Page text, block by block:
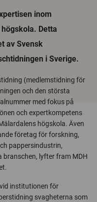
inom
Detta
av Svensk
i Sverige.
(medlemstidning för
och den största
med fokus på
och expertkompetens
högskola. Även
företag för forskning,
pappersindustrin,
lyfter fram MDH
institutionen för
svagheterna som